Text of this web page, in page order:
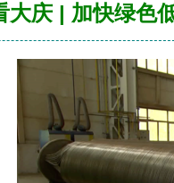
大庆 | 加快绿色